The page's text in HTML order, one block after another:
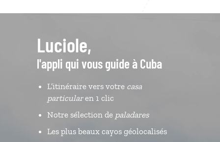
Luciole,
l'appli qui vous guide à Cuba
L’itinéraire vers votre casa
particularen 1 clic
Notre sélection de paladares
Les plus beaux cayos géolocalisés